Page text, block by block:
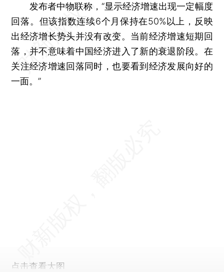
发布者中物联称，“显示经济增速出现一定幅度
回落。但该指数连续6个月保持在50%以上，反映
出经济增长势头并没有改变。当前经济增速短期回
落，并不意味着中国经济进入了新的衰退阶段。在
关注经济增速回落同时，也要看到经济发展向好的
一面。”
点击查看大图